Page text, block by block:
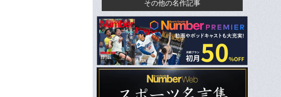
その他の名作記事